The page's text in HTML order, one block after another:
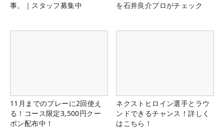
事。｜スタッフ募集中
を石井良介プロがチェック
11月までのプレーに2回使え
る！コース限定3,500円クー
ポン配布中！
ネクストヒロイン選手とラウ
ンドできるチャンス！詳しく
はこちら！